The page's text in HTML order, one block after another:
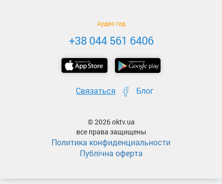
Аудио гид
+38 044 561 6406
Связаться Блог
© 2026 oktv.ua
все права защищены
Политика конфиденциальности
Публічна оферта